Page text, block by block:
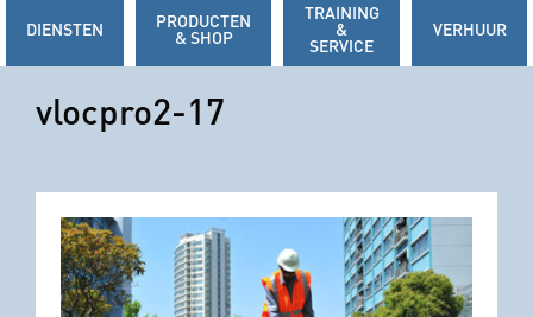
DIENSTEN PRODUCTEN
& SHOP
TRAINING
&
SERVICE
VERHUUR
vlocpro2-17